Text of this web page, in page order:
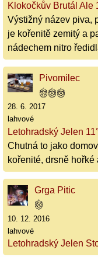
Klokočkův Brutál Ale
Výstižný název piva,
je kořenitě zemitý a
nádechem nitro
Pivomilec
28. 6. 2017
lahvové
Letohradský Jelen
Chutná to jako
kořenité, drsně
Grga Pitic
10. 12. 2016
lahvové
Letohradský Jelen